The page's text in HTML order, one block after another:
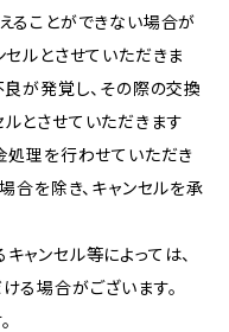
ることができない場合が
セルとさせていただきま
良が発覚し、その際の交換
とさせていただきます
処理を行わせていただき
合を除き、キャンセルを承
ャンセル等によっては、
る場合がございます。